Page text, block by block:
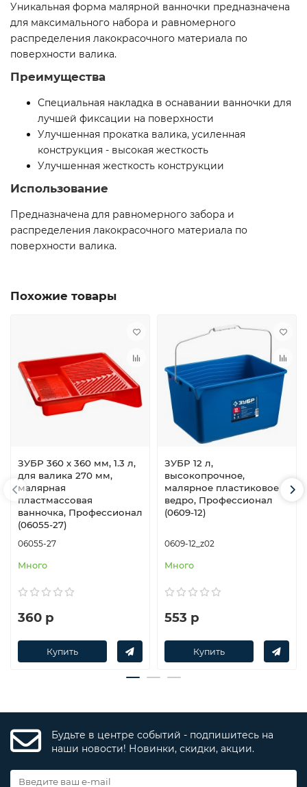
Уникальная форма малярной ванночки предназначена
для максимального набора и равномерного
распределения лакокрасочного материала по
поверхности валика.
Преимущества
Специальная накладка в оснавании ванночки для
лучшей фиксации на поверхности
Улучшенная прокатка валика, усиленная
конструкция - высокая жесткость
Улучшенная жесткость конструкции
Использование
Предназначена для равномерного забора и
распределения лакокрасочного материала по
поверхности валика.
Похожие товары
ЗУБР 360 х 360 мм, 1.3 л,
для валика 270 мм,
малярная
пластмассовая
ванночка, Профессионал
(06055-27)
06055-27
Много
360 р
Купить
ЗУБР 12 л,
высокопрочное,
малярное пластиковое
ведро, Профессионал
(0609-12)
0609-12_z02
Много
553 р
Купить
Будьте в центре событий - подпишитесь на
наши новости! Новинки, скидки, акции.